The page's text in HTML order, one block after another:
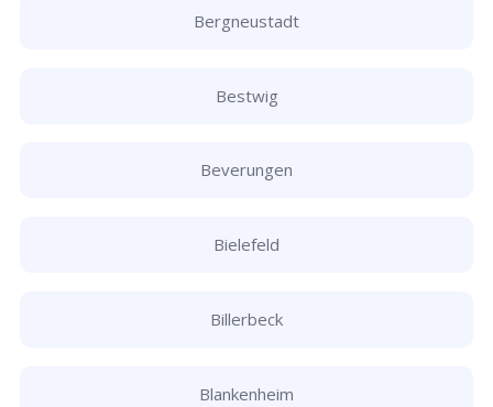
Bergneustadt
Bestwig
Beverungen
Bielefeld
Billerbeck
Blankenheim